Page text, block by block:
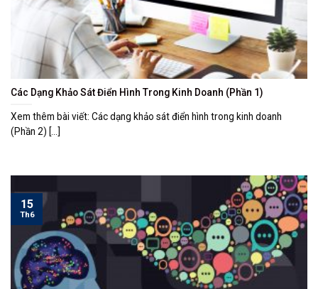
Các Dạng Khảo Sát Điển Hình Trong Kinh Doanh (Phần 1)
Xem thêm bài viết: Các dạng khảo sát điển hình trong kinh doanh
(Phần 2) [...]
15
Th6